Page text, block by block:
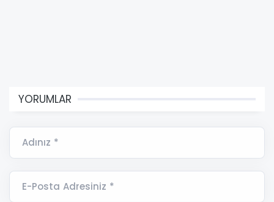
YORUMLAR
Adınız *
E-Posta Adresiniz *